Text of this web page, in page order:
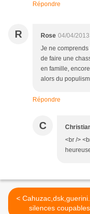
Répondre
R Rose 04/04/
Je ne
de faire une
en famille,
alors du
Répondre
C
<br />
< Cahuzac,dsk,guerini...les
silences coupables